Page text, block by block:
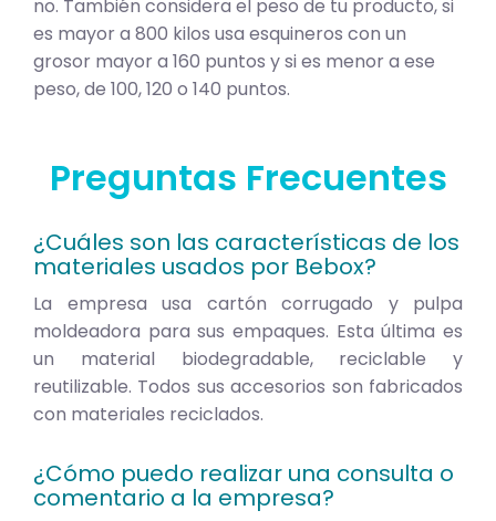
no. También considera el peso de tu producto, si
es mayor a 800 kilos usa esquineros con un
grosor mayor a 160 puntos y si es menor a ese
peso, de 100, 120 o 140 puntos.
Preguntas Frecuentes
¿Cuáles son las características de los
materiales usados por Bebox?
La empresa usa cartón corrugado y pulpa
moldeadora para sus empaques. Esta última es
un material biodegradable, reciclable y
reutilizable. Todos sus accesorios son fabricados
con materiales reciclados.
¿Cómo puedo realizar una consulta o
comentario a la empresa?